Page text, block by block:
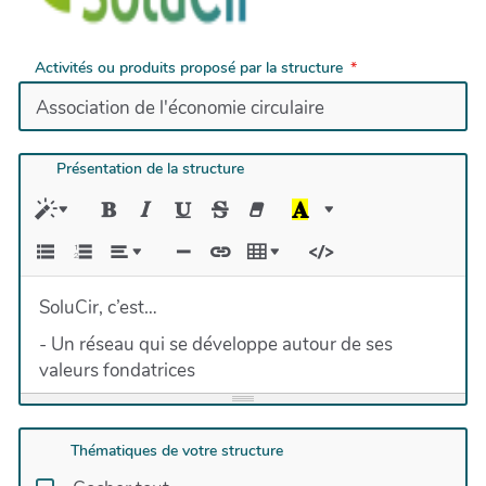
Activités ou produits proposé par la structure
Présentation de la structure
SoluCir, c’est…
- Un réseau qui se développe autour de ses
valeurs fondatrices
- La porte d’entrée référente de l’économie
circulaire en Savoie Mont Blanc
Thématiques de votre structure